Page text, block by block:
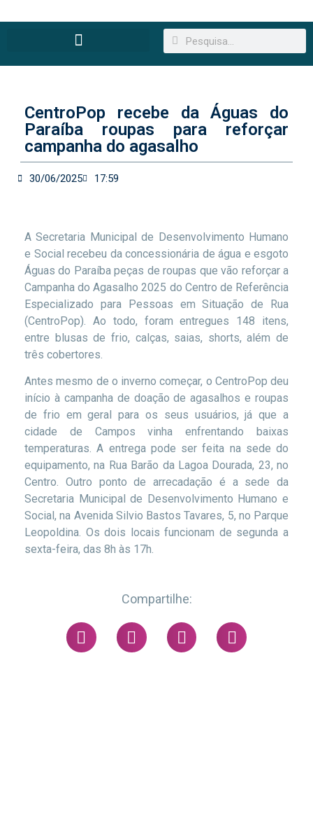
CentroPop recebe da Águas do
Paraíba roupas para reforçar
campanha do agasalho
30/06/2025 17:59
A Secretaria Municipal de Desenvolvimento Humano
e Social recebeu da concessionária de água e esgoto
Águas do Paraíba peças de roupas que vão reforçar a
Campanha do Agasalho 2025 do Centro de Referência
Especializado para Pessoas em Situação de Rua
(CentroPop). Ao todo, foram entregues 148 itens,
entre blusas de frio, calças, saias, shorts, além de
três cobertores.
Antes mesmo de o inverno começar, o CentroPop deu
início à campanha de doação de agasalhos e roupas
de frio em geral para os seus usuários, já que a
cidade de Campos vinha enfrentando baixas
temperaturas. A entrega pode ser feita na sede do
equipamento, na Rua Barão da Lagoa Dourada, 23, no
Centro. Outro ponto de arrecadação é a sede da
Secretaria Municipal de Desenvolvimento Humano e
Social, na Avenida Silvio Bastos Tavares, 5, no Parque
Leopoldina. Os dois locais funcionam de segunda a
sexta-feira, das 8h às 17h.
Compartilhe: